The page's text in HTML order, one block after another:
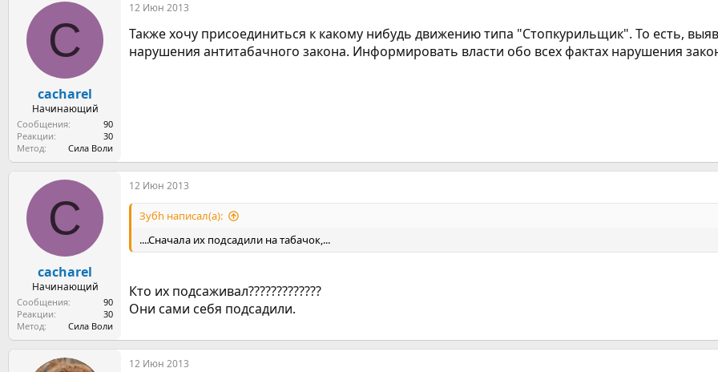
C
cacharel
Начинающий
Сообщения
90
Реакции
30
Метод
Сила Воли
12 Июн 2013
Также хочу присоединиться к какому нибудь движению типа "Стопкурильщик". То есть,
нарушения антитабачного закона. Информировать власти обо всех фактах нарушения
C
cacharel
Начинающий
Сообщения
90
Реакции
30
Метод
Сила Воли
12 Июн 2013
Зубh написал(а):
....Сначала их подсадили на табачок,...
Кто их подсаживал?????????????
Они сами себя подсадили.
12 Июн 2013